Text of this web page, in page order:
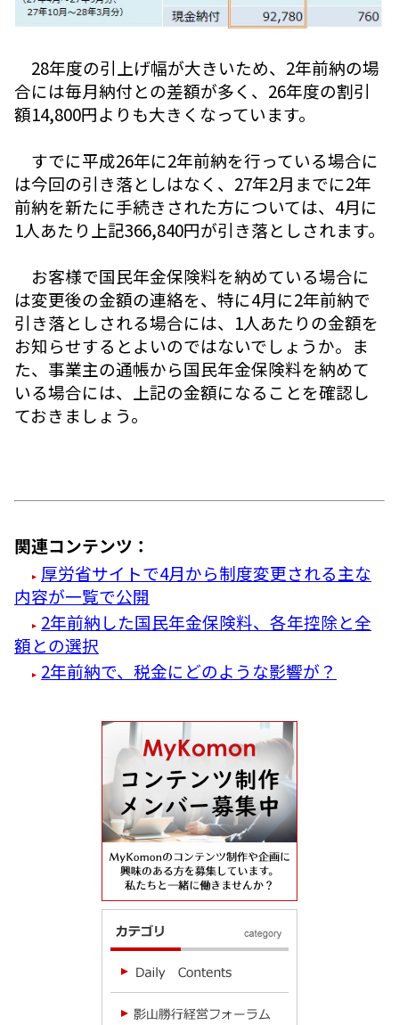
28年度の引上げ幅が大きいため、2年前納の場
合には毎月納付との差額が多く、26年度の割引
額14,800円よりも大きくなっています。
すでに平成26年に2年前納を行っている場合に
は今回の引き落としはなく、27年2月までに2年
前納を新たに手続きされた方については、4月に
1人あたり上記366,840円が引き落としされます。
お客様で国民年金保険料を納めている場合に
は変更後の金額の連絡を、特に4月に2年前納で
引き落としされる場合には、1人あたりの金額を
お知らせするとよいのではないでしょうか。ま
た、事業主の通帳から国民年金保険料を納めて
いる場合には、上記の金額になることを確認し
ておきましょう。
関連コンテンツ：
厚労省サイトで4月から制度変更される主な
内容が一覧で公開
2年前納した国民年金保険料、各年控除と全
額との選択
2年前納で、税金にどのような影響が？